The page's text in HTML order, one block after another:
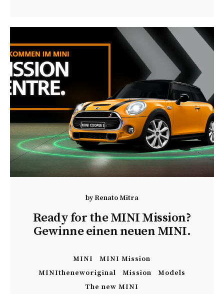
byRenato Mitra
Ready for the MINI Mission?
Gewinne einen neuen MINI.
MINI
MINI Mission
MINItheneworiginal
Mission
Models
The new MINI